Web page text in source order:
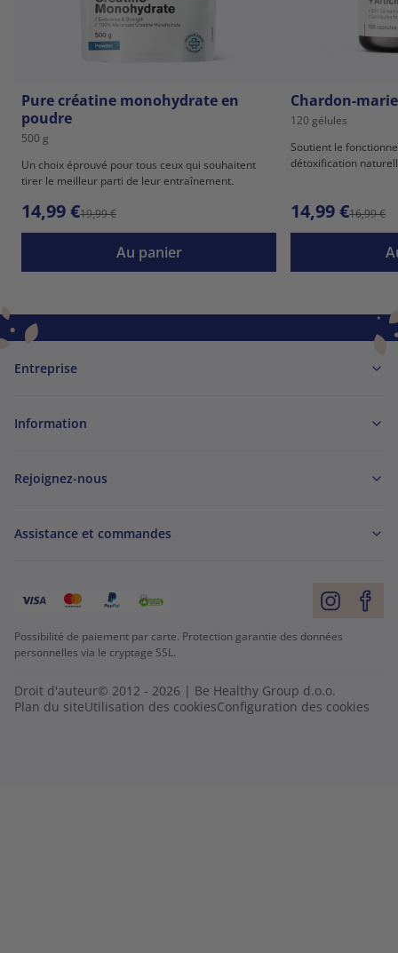
Pure créatine monohydrate en
poudre
500 g
Un choix éprouvé pour tous ceux qui souhaitent
tirer le meilleur parti de leur entraînement.
14,99 €19,99 €
Au panier
Chardon-
120 gélules
Soutient le
détoxification
14,99 €16,99 €
Entreprise
Information
Rejoignez-nous
Assistance et commandes
Possibilité de paiement par carte. Protection garantie des données
personnelles via le cryptage SSL.
Droit d'auteur© 2012 - 2026 | Be Healthy Group d.o.o.
Plan du siteUtilisation des cookiesConfiguration des cookies